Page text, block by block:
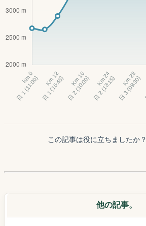
この記事は役に立ちましたか？
他の記事。